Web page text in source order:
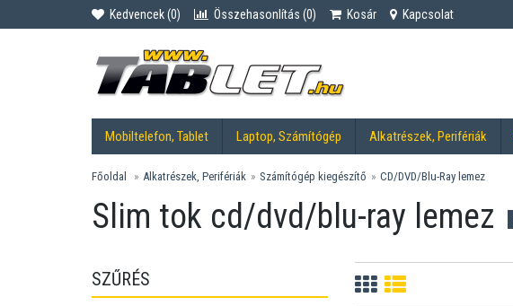
Kedvencek (0) Összehasonlítás (0) Kosár Kapcsolat
Mobiltelefon, Tablet Laptop, Számítógép Alkatrészek, Perifériák
Főoldal Alkatrészek, Perifériák Számítógép kiegészítő CD/DVD/Blu-Ray lemez
Slim tok cd/dvd/blu-ray lemez
SZŰRÉS